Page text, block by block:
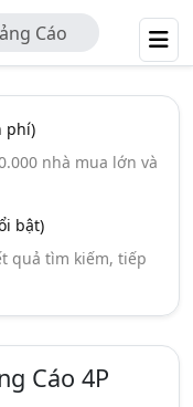
Cáo
phí)
nhà mua lớn và
bật)
quả tìm kiếm, tiếp
Cáo 4P